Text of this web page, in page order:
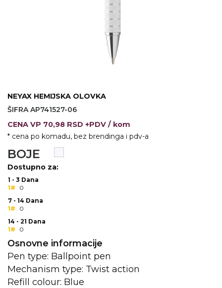
ALAT
ŠOLJE
LAMPE
ZDRAVLJE I LEPOTA
DUKSEVI I KABANICE
KAČKETI, KAPE I ŠEŠIRI
POLO MAJICE
KOŠULJE
UNIFORME
STRETCH TOPS
NEYAX HEMIJSKA OLOVKA
ŠIFRA AP741527-06
CENA VP 70,98 RSD +PDV / kom
* cena po komadu, bez brendinga i pdv-a
BOJE
Dostupno za:
1 - 3 Dana
1#
0
7 - 14 Dana
1#
0
14 - 21 Dana
1#
0
Osnovne informacije
Pen type: Ballpoint pen
Mechanism type: Twist action
Refill colour: Blue